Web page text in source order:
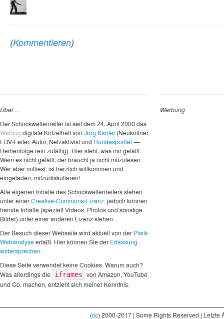
(Kommentieren)
Über …
Der Schockwellenreiter ist seit dem 24. April 2000 das
Weblogdigitale Kritzelheft von Jörg Kantel (Neuköllner,
EDV-Leiter, Autor, Netzaktivist und Hundesportler—
Reihenfolge rein zufällig). Hier steht, was mir gefällt.
Wem es nicht gefällt, der braucht ja nicht mitzulesen.
Wer aber mitliest, ist herzlich willkommen und
eingeladen, mitzudiskutieren!
Alle eigenen Inhalte des Schockwellenreiters stehen
unter einerCreative-Commons-Lizenz, jedoch können
fremde Inhalte (speziell Videos, Photos und sonstige
Bilder) unter einer anderen Lizenz stehen.
Der Besuch dieser Webseite wird aktuell von der Piwik
Webanalyseerfaßt. Hier können Sie der Erfassung
widersprechen.
Diese Seite verwendet keine Cookies. Warum auch?
Was allerdings die
iframes von Amazon, YouTube
und Co. machen, entzieht sich meiner Kenntnis.
Werbung
(cc) 2000-2017 | Some Rights Reserved |